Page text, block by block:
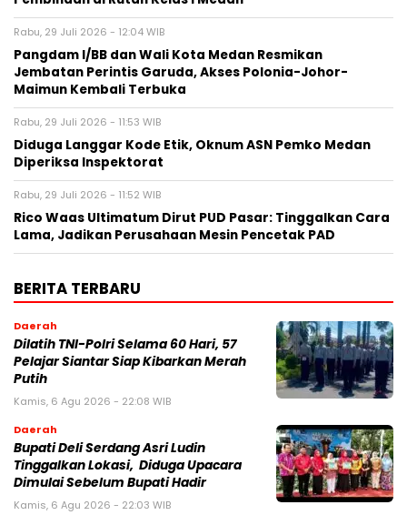
Rabu, 29 Juli 2026 - 12:04 WIB
Pangdam I/BB dan Wali Kota Medan Resmikan
Jembatan Perintis Garuda, Akses Polonia-Johor-
Maimun Kembali Terbuka
Rabu, 29 Juli 2026 - 11:53 WIB
Diduga Langgar Kode Etik, Oknum ASN Pemko Medan
Diperiksa Inspektorat
Rabu, 29 Juli 2026 - 11:52 WIB
Rico Waas Ultimatum Dirut PUD Pasar: Tinggalkan Cara
Lama, Jadikan Perusahaan Mesin Pencetak PAD
BERITA TERBARU
Daerah
Dilatih TNI-Polri Selama 60 Hari, 57
Pelajar Siantar Siap Kibarkan Merah
Putih
Kamis, 6 Agu 2026 - 22:08 WIB
Daerah
Bupati Deli Serdang Asri Ludin
Tinggalkan Lokasi, Diduga Upacara
Dimulai Sebelum Bupati Hadir
Kamis, 6 Agu 2026 - 22:03 WIB